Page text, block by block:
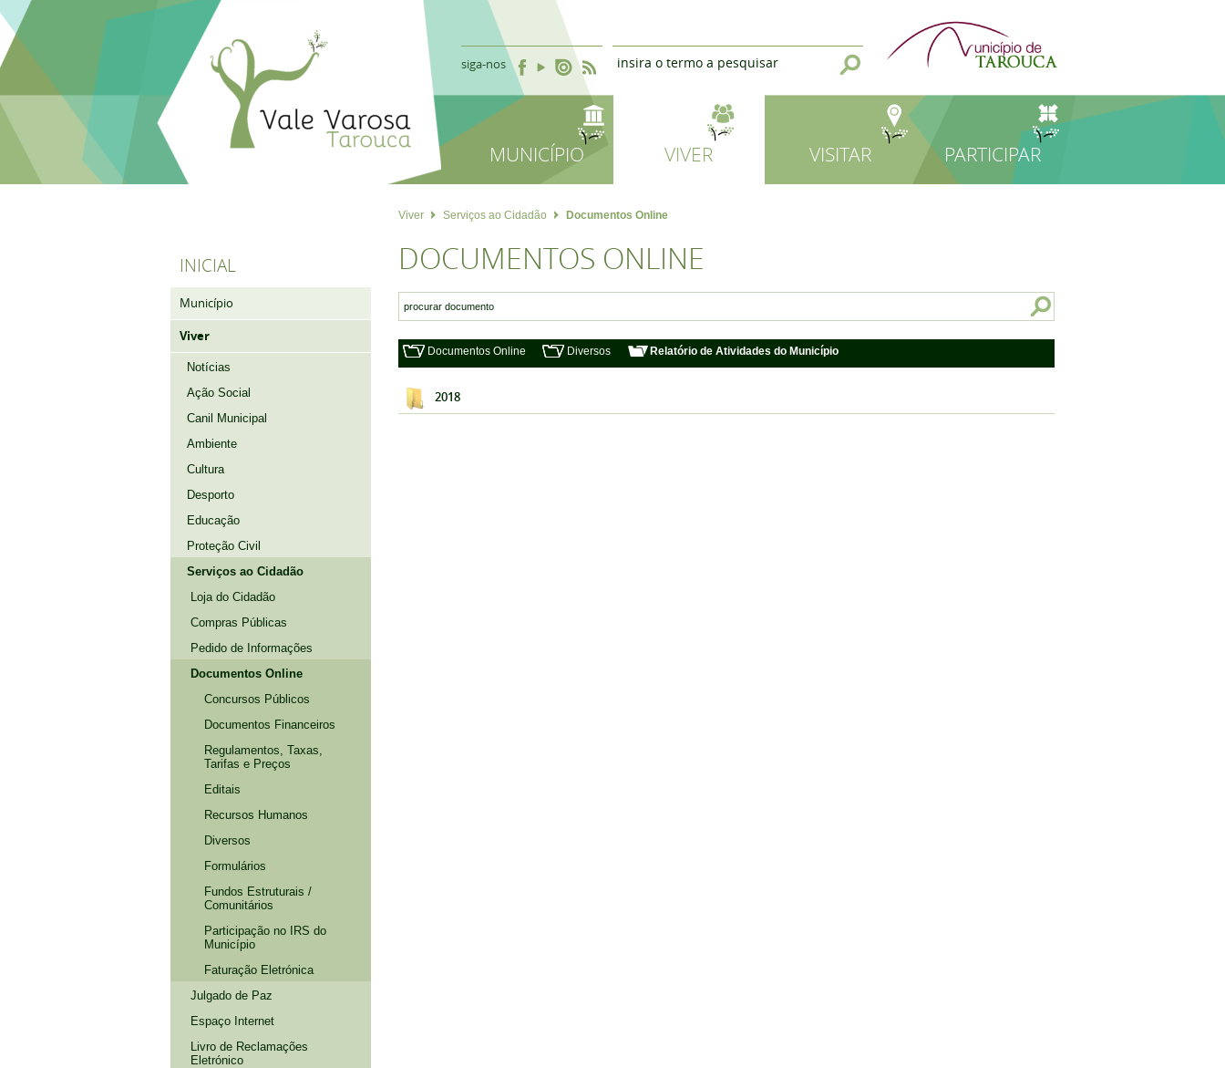
siga-nos
MUNICÍPIO VIVER VISITAR PARTICIPAR
INICIAL
Município
Viver
Notícias
Ação Social
Canil Municipal
Ambiente
Cultura
Desporto
Educação
Proteção Civil
Serviços ao Cidadão
Loja do Cidadão
Compras Públicas
Pedido de Informações
Documentos Online
Concursos Públicos
Documentos Financeiros
Regulamentos, Taxas,
Tarifas e Preços
Editais
Recursos Humanos
Diversos
Formulários
Fundos Estruturais /
Comunitários
Participação no IRS do
Município
Faturação Eletrónica
Julgado de Paz
Espaço Internet
Livro de Reclamações
Eletrónico
Viver Serviços ao Cidadão Documentos Online
DOCUMENTOS ONLINE
Documentos Online Diversos Relatório de Atividades do Município
2018